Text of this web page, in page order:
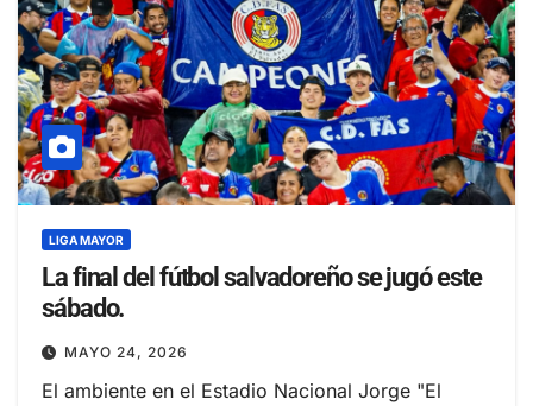
LIGA MAYOR
La final del fútbol salvadoreño se jugó este
sábado.
MAYO 24, 2026
El ambiente en el Estadio Nacional Jorge "El